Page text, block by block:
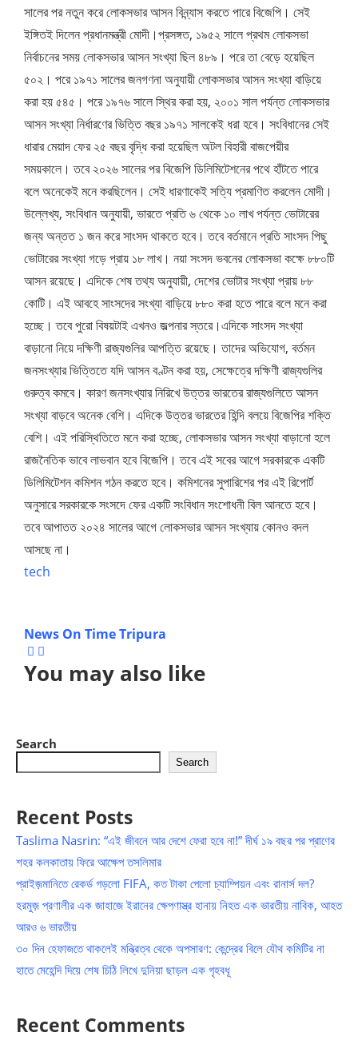
সালের পর নতুন করে লোকসভার আসন বিন্ন্যাস করতে পারে বিজেপি। সেই
ইঙ্গিতই দিলেন প্রধানমন্ত্রী মোদী।প্রসঙ্গত, ১৯৫২ সালে প্রথম লোকসভা
নির্বাচনের সময় লোকসভার আসন সংখ্যা ছিল ৪৮৯। পরে তা বেড়ে হয়েছিল
৫০২। পরে ১৯৭১ সালের জনগণনা অনুযায়ী লোকসভার আসন সংখ্যা বাড়িয়ে
করা হয় ৫৪৫। পরে ১৯৭৬ সালে স্থির করা হয়, ২০০১ সাল পর্যন্ত লোকসভার
আসন সংখ্যা নির্ধারণের ভিত্তি বছর ১৯৭১ সালকেই ধরা হবে। সংবিধানের সেই
ধারার মেয়াদ ফের ২৫ বছর বৃদ্ধি করা হয়েছিল অটল বিহারী বাজপেয়ীর
সময়কালে। তবে ২০২৬ সালের পর বিজেপি ডিলিমিটেশনের পথে হাঁটতে পারে
বলে অনেকেই মনে করছিলেন। সেই ধারণাকেই সত্যি প্রমাণিত করলেন মোদী।
উল্লেখ্য, সংবিধান অনুযায়ী, ভারতে প্রতি ৬ থেকে ১০ লাখ পর্যন্ত ভোটারের
জন্য অন্তত ১ জন করে সাংসদ থাকতে হবে। তবে বর্তমানে প্রতি সাংসদ পিছু
ভোটারের সংখ্যা গড়ে প্রায় ১৮ লাখ। নয়া সংসদ ভবনের লোকসভা কক্ষে ৮৮০টি
আসন রয়েছে। এদিকে শেষ তথ্য অনুযায়ী, দেশের ভোটার সংখ্যা প্রায় ৮৮
কোটি। এই আবহে সাংসদের সংখ্যা বাড়িয়ে ৮৮০ করা হতে পারে বলে মনে করা
হচ্ছে। তবে পুরো বিষয়টাই এখনও জল্পনার স্তরে।এদিকে সাংসদ সংখ্যা
বাড়ানো নিয়ে দক্ষিণী রাজ্যগুলির আপত্তি রয়েছে। তাদের অভিযোগ, বর্তমন
জনসংখ্যার ভিত্তিতে যদি আসন বণ্টন করা হয়, সেক্ষেত্রে দক্ষিণী রাজ্যগুলির
গুরুত্ব কমবে। কারণ জনসংখ্যার নিরিখে উত্তর ভারতের রাজ্যগুলিতে আসন
সংখ্যা বাড়বে অনেক বেশি। এদিকে উত্তর ভারতের হিন্দি বলয়ে বিজেপির শক্তি
বেশি। এই পরিস্থিতিতে মনে করা হচ্ছে, লোকসভার আসন সংখ্যা বাড়ানো হলে
রাজনৈতিক ভাবে লাভবান হবে বিজেপি। তবে এই সবের আগে সরকারকে একটি
ডিলিমিটেশন কমিশন গঠন করতে হবে। কমিশনের সুপারিশের পর এই রিপোর্ট
অনুসারে সরকারকে সংসদে ফের একটি সংবিধান সংশোধনী বিল আনতে হবে।
তবে আপাতত ২০২৪ সালের আগে লোকসভার আসন সংখ্যায় কোনও বদল
আসছে না।
tech
News On Time Tripura
You may also like
Search
Search
Recent Posts
Taslima Nasrin: “এই জীবনে আর দেশে ফেরা হবে না!” দীর্ঘ ১৯ বছর পর প্রাণের
শহর কলকাতায় ফিরে আক্ষেপ তসলিমার
প্রাইজ়মানিতে রেকর্ড গড়লো FIFA, কত টাকা পেলো চ্যাম্পিয়ন এবং রানার্স দল?
হরমুজ় প্রণালীর এক জাহাজে ইরানের ক্ষেপণাস্ত্র হানায় নিহত এক ভারতীয় নাবিক, আহত
আরও ৬ ভারতীয়
৩০ দিন হেফাজতে থাকলেই মন্ত্রিত্ব থেকে অপসারণ: কেন্দ্রের বিলে যৌথ কমিটির না
হাতে মেহেন্দি দিয়ে শেষ চিঠি লিখে দুনিয়া ছাড়ল এক গৃহবধূ
Recent Comments